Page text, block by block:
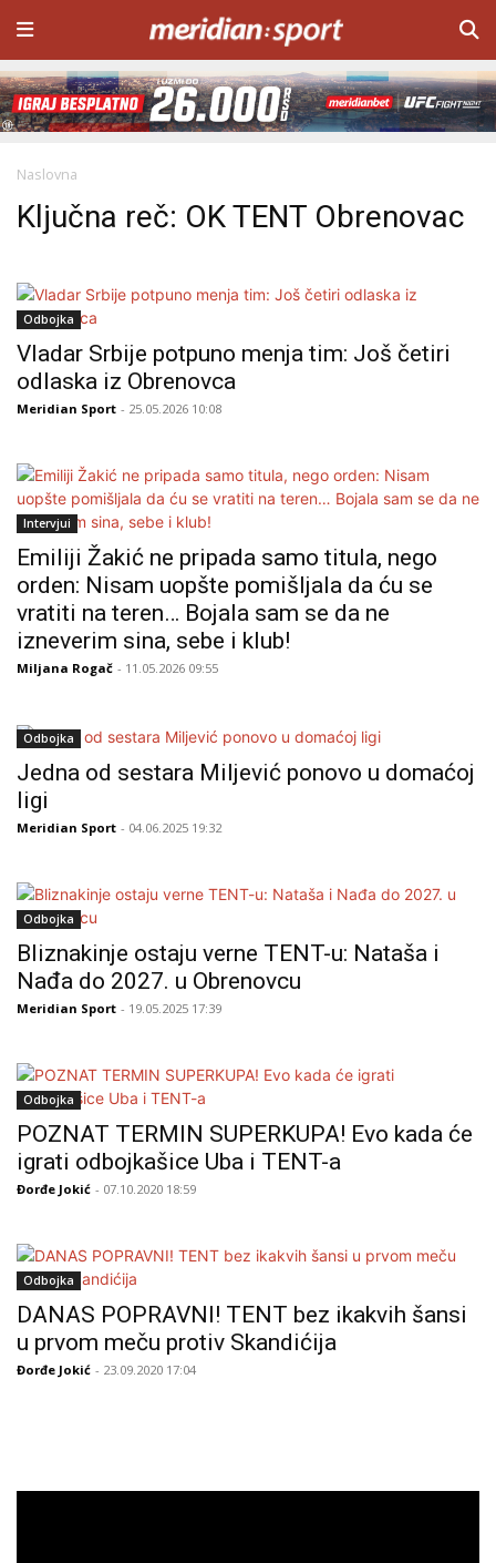
Naslovna
Ključna reč: OK TENT Obrenovac
Odbojka
Vladar Srbije potpuno menja tim: Još četiri
odlaska iz Obrenovca
Meridian Sport - 25.05.2026 10:08
Intervjui
Emiliji Žakić ne pripada samo titula, nego
orden: Nisam uopšte pomišljala da ću se
vratiti na teren… Bojala sam se da ne
izneverim sina, sebe i klub!
Miljana Rogač - 11.05.2026 09:55
Odbojka
Jedna od sestara Miljević ponovo u domaćoj
ligi
Meridian Sport - 04.06.2025 19:32
Odbojka
Bliznakinje ostaju verne TENT-u: Nataša i
Nađa do 2027. u Obrenovcu
Meridian Sport - 19.05.2025 17:39
Odbojka
POZNAT TERMIN SUPERKUPA! Evo kada će
igrati odbojkašice Uba i TENT-a
Đorđe Jokić - 07.10.2020 18:59
Odbojka
DANAS POPRAVNI! TENT bez ikakvih šansi
u prvom meču protiv Skandićija
Đorđe Jokić - 23.09.2020 17:04